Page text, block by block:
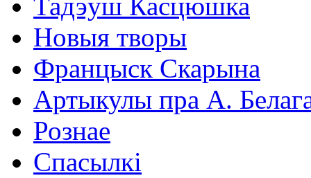
Тадэуш Касцюшка
Новыя творы
Францыск Скарына
Артыкулы пра А.
Рознае
Спасылкі